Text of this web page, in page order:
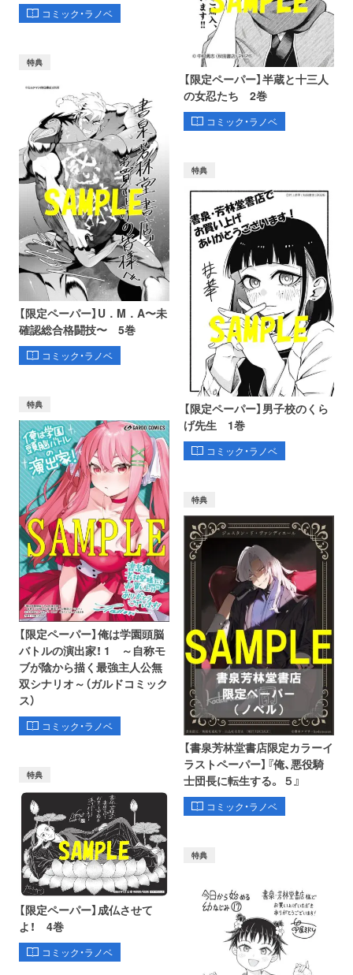
コミック・ラノベ
【限定ペーパー】半蔵と十三人
の女忍たち 2巻
コミック・ラノベ
特典
【限定ペーパー】U．M．A〜未
確認総合格闘技〜 5巻
コミック・ラノベ
特典
【限定ペーパー】男子校のくら
げ先生 1巻
コミック・ラノベ
特典
【限定ペーパー】俺は学園頭脳
バトルの演出家！ 1 ～自称モ
ブが陰から描く最強主人公無
双シナリオ～（ガルドコミック
ス）
コミック・ラノベ
特典
【書泉芳林堂書店限定カラーイ
ラストペーパー】『俺、悪役騎
士団長に転生する。 ５』
コミック・ラノベ
特典
【限定ペーパー】成仏させて
よ！ 4巻
コミック・ラノベ
特典